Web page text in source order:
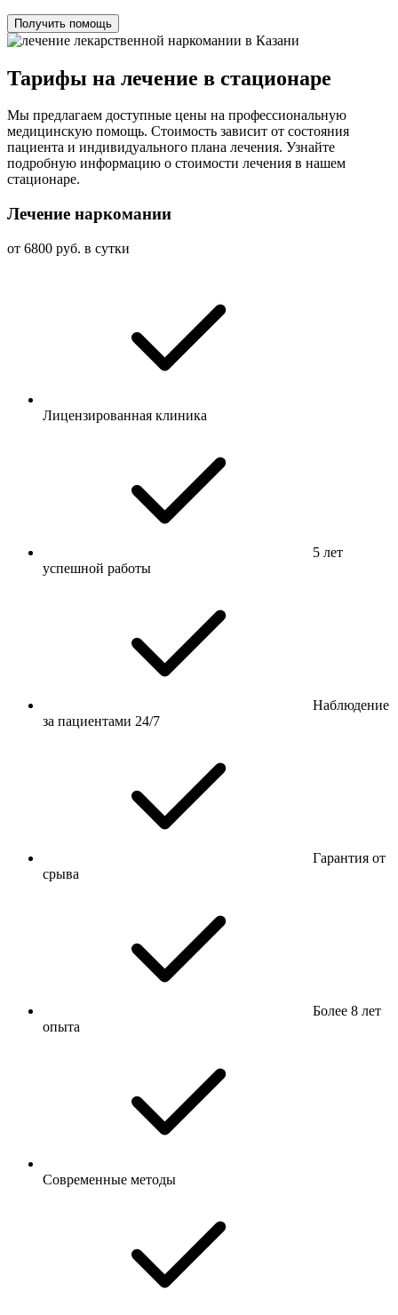
Получить помощь
Тарифы на лечение в стационаре
Мы предлагаем доступные цены на профессиональную
медицинскую помощь. Стоимость зависит от состояния
пациента и индивидуального плана лечения. Узнайте
подробную информацию о стоимости лечения в нашем
стационаре.
Лечение наркомании
от 6800 руб. в сутки
Лицензированная клиника
5 лет
успешной работы
Наблюдение
за пациентами 24/7
Гарантия от
срыва
Более 8 лет
опыта
Современные методы